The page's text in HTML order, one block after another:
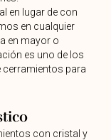
en lugar de con
en cualquier
en mayor o
es uno de los
cerramientos para
con cristal y